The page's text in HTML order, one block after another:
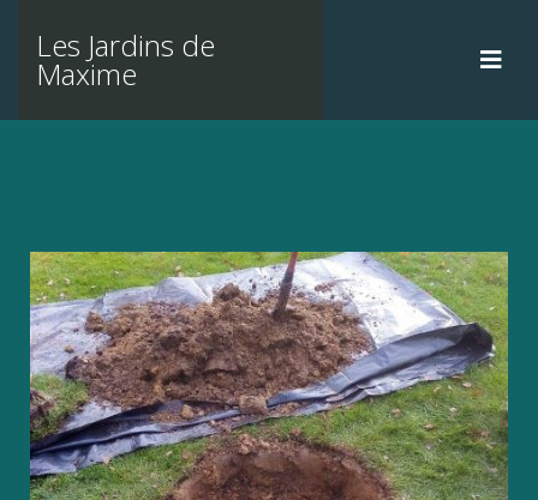
Les Jardins de
Maxime